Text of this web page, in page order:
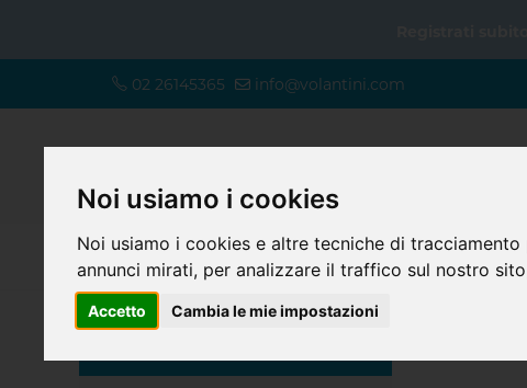
Noi usiamo i cookies
Noi usiamo i cookies e altre tecniche di
annunci mirati, per analizzare il traffico sul nostro
Accetto Cambia le mie impostazioni
02 26145365 info@volantini.com